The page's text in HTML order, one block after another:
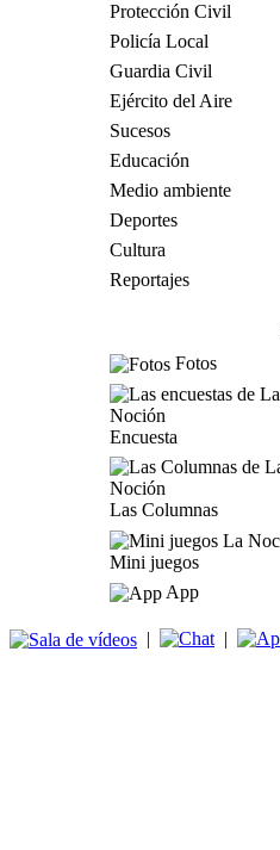
Protección Civil
Policía Local
Guardia Civil
Ejército del Aire
Sucesos
Educación
Medio ambiente
Deportes
Cultura
Reportajes
Fotos
Encuesta
Las Columnas
Mini juegos
App
| |